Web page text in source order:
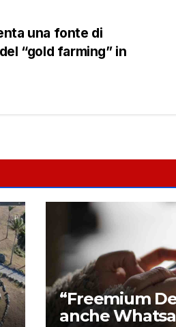
una fonte di
“gold farming” in
“Freemium
anche